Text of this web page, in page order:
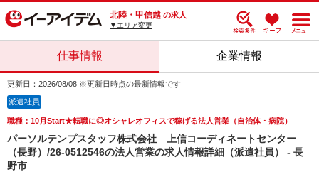
北陸・甲信越 の求人
▼エリア変更
仕事情報 企業情報
更新日：2026/08/08 ※更新日時点の最新情報です
派遣社員
職種：10月Start★転職に◎オシャレオフィスで稼げる法人営業（自治体・病院）
パーソルテンプスタッフ株式会社 上信コーディネートセンター
（長野）/26-0512546の法人営業の求人情報詳細（派遣社員） - 長
野市